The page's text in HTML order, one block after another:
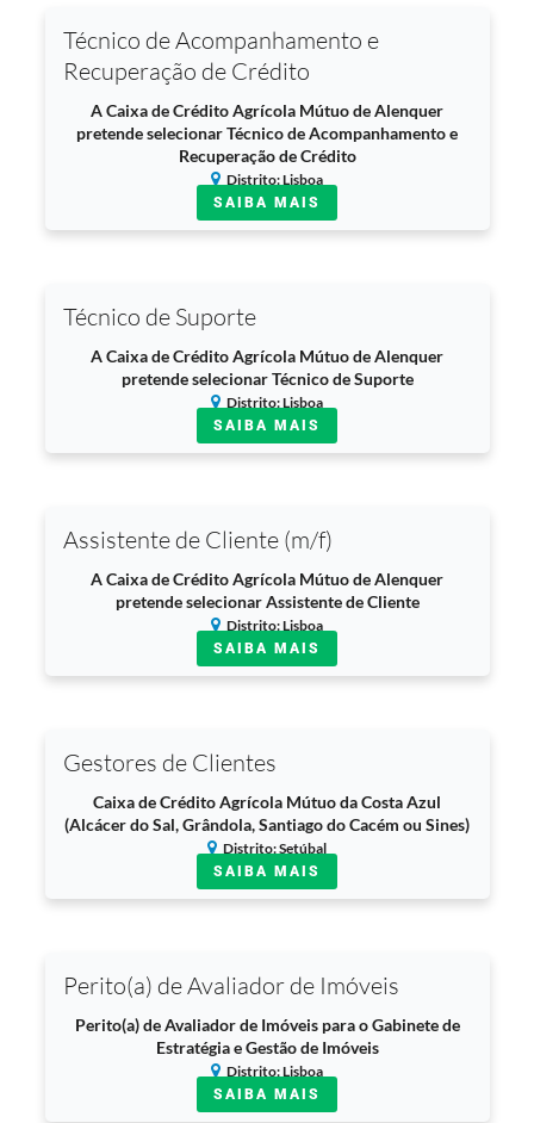
Técnico de Acompanhamento e
Recuperação de Crédito
A Caixa de Crédito Agrícola Mútuo de Alenquer
pretende selecionar Técnico de Acompanhamento e
Recuperação de Crédito
Distrito: Lisboa
SAIBA MAIS
Técnico de Suporte
A Caixa de Crédito Agrícola Mútuo de Alenquer
pretende selecionar Técnico de Suporte
Distrito: Lisboa
SAIBA MAIS
Assistente de Cliente (m/f)
A Caixa de Crédito Agrícola Mútuo de Alenquer
pretende selecionar Assistente de Cliente
Distrito: Lisboa
SAIBA MAIS
Gestores de Clientes
Caixa de Crédito Agrícola Mútuo da Costa Azul
(Alcácer do Sal, Grândola, Santiago do Cacém ou Sines)
Distrito: Setúbal
SAIBA MAIS
Perito(a) de Avaliador de Imóveis
Perito(a) de Avaliador de Imóveis para o Gabinete de
Estratégia e Gestão de Imóveis
Distrito: Lisboa
SAIBA MAIS